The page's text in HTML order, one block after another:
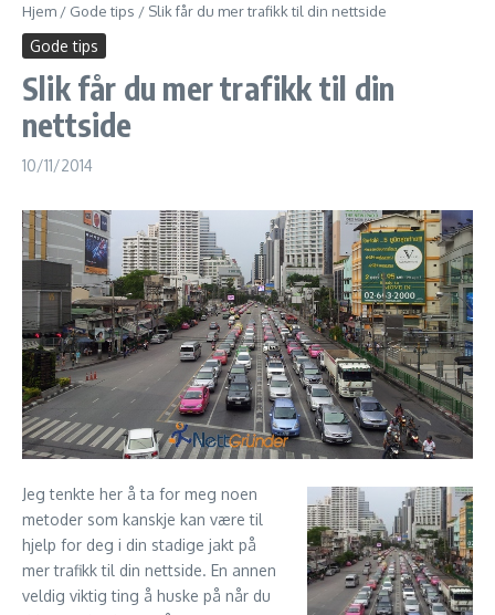
Hjem / Gode tips / Slik får du mer trafikk til din nettside
Gode tips
Slik får du mer trafikk til din
nettside
10/11/2014
Jeg tenkte her å ta for meg noen
metoder som kanskje kan være til
hjelp for deg i din stadige jakt på
mer trafikk til din nettside. En annen
veldig viktig ting å huske på når du